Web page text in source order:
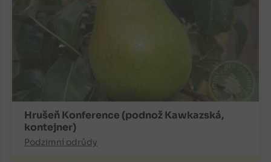
Hrušeň Konference (podnož Kawkazská,
kontejner)
Podzimní odrůdy